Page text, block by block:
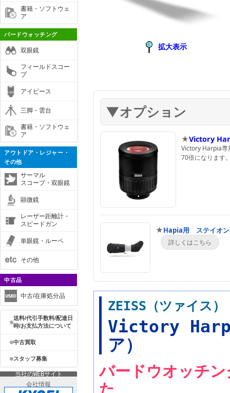
書籍・ソフトウェ
ア
バードウォッチング
双眼鏡
フィールドスコー
プ
アイピース
三脚・雲台
書籍・ソフトウェ
ア
アウトドア・レジャー・
その他
サーマル
スコープ・双眼鏡
顕微鏡
レーザー距離計・
スピードガン
単眼鏡・ルーペ
その他
中古品
中古/在庫処分品
送料/代引手数料/配達日
時/お支払方法について
中古買取
スタッフ募集
当社のWEBサイト
会社情報
拡大表示
★Victory
Victory Harpia
70倍になります
★Hapia用 ステイオン
ZEISS（ツァイス
Victory
ア）
バードウオッチ
た